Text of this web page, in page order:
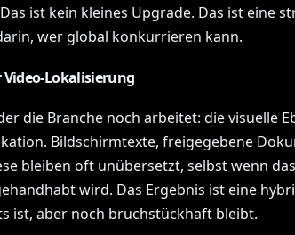
ist kein kleines Upgrade. Das ist eine
wer global konkurrieren kann.
Video-Lokalisierung
die Branche noch arbeitet: die visuelle
Bildschirmtexte, freigegebene
bleiben oft unübersetzt, selbst wenn
wird. Das Ergebnis ist eine
ist, aber noch bruchstückhaft bleibt.